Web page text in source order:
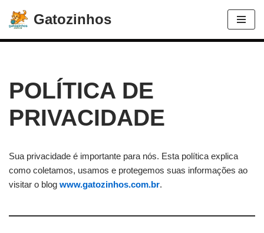
Avançar
Gatozinhos
POLÍTICA DE
PRIVACIDADE
Sua privacidade é importante para nós. Esta política explica
como coletamos, usamos e protegemos suas informações ao
visitar o blog www.gatozinhos.com.br.